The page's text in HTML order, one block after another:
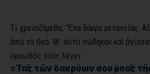
Τί χρειαζόμεθα; Ἕνα δάκρυ μετανοίας.
ἀπὸ τὸ Θεό. Μ᾿ αὐτὸ σώθηκαν καὶ ἁγίασαν
ὑμνῳδὸς τοὺς λέγει·
«Ταῖς τῶν δακρύων σου ῥοαῖς